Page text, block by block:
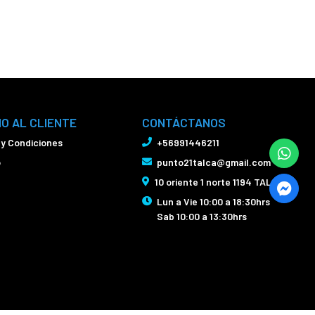
AL CLIENTE
Condiciones
CONTÁCTANOS
+56991446211
punto21talca@gmail.com
10 oriente 1 norte 1194 TALCA
Lun a Vie 10:00 a 18:30hrs
Sab 10:00 a 13:30hrs